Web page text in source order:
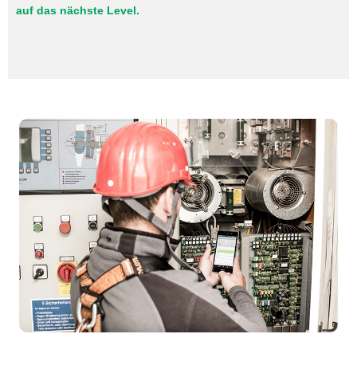
auf das nächste Level.